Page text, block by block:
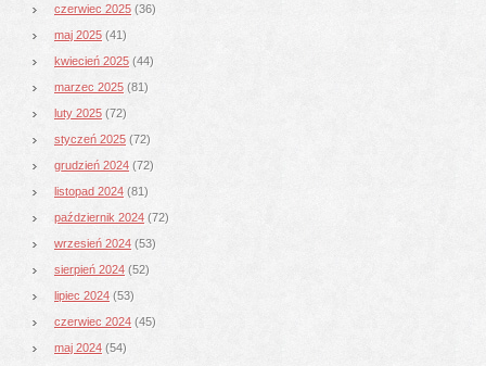
czerwiec 2025 (36)
maj 2025 (41)
kwiecień 2025 (44)
marzec 2025 (81)
luty 2025 (72)
styczeń 2025 (72)
grudzień 2024 (72)
listopad 2024 (81)
październik 2024 (72)
wrzesień 2024 (53)
sierpień 2024 (52)
lipiec 2024 (53)
czerwiec 2024 (45)
maj 2024 (54)